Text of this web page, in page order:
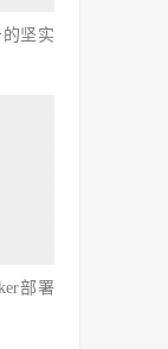
坚实
部署